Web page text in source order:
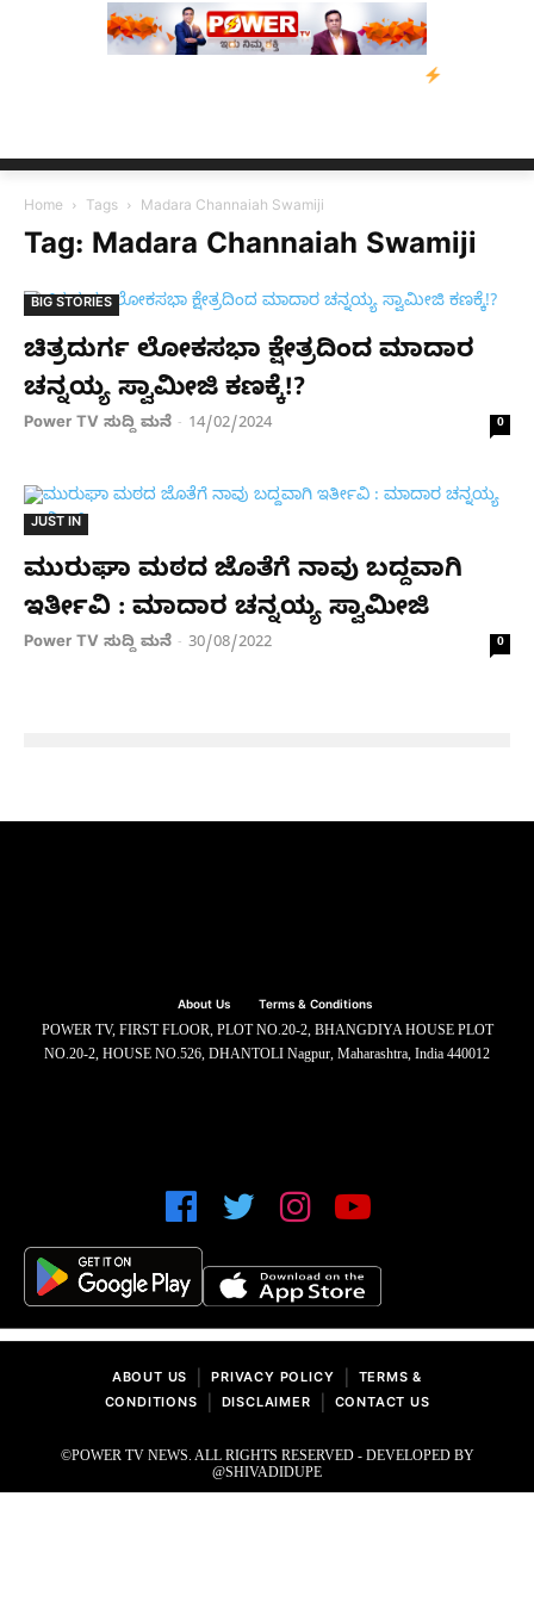
Home Tags Madara Channaiah Swamiji
Tag: Madara Channaiah Swamiji
BIG STORIES
ಚಿತ್ರದುರ್ಗ ಲೋಕಸಭಾ ಕ್ಷೇತ್ರದಿಂದ ಮಾದಾರ
ಚನ್ನಯ್ಯ ಸ್ವಾಮೀಜಿ ಕಣಕ್ಕೆ!?
Power TV ಸುದ್ದಿ ಮನೆ - 14/02/2024 0
JUST IN
ಮುರುಘಾ ಮಠದ ಜೊತೆಗೆ ನಾವು ಬದ್ದವಾಗಿ
ಇರ್ತೀವಿ : ಮಾದಾರ ಚನ್ನಯ್ಯ ಸ್ವಾಮೀಜಿ
Power TV ಸುದ್ದಿ ಮನೆ - 30/08/2022 0
About Us Terms & Conditions
POWER TV, FIRST FLOOR, PLOT NO.20-2, BHANGDIYA HOUSE PLOT
NO.20-2, HOUSE NO.526, DHANTOLI Nagpur, Maharashtra, India 440012
ABOUT US PRIVACY POLICY
TERMS &
CONDITIONS
DISCLAIMER CONTACT US
©POWER TV NEWS. ALL RIGHTS RESERVED - DEVELOPED BY
@SHIVADIDUPE